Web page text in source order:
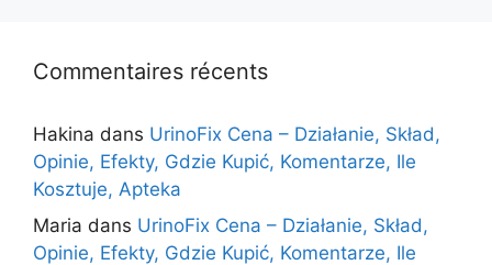
Commentaires récents
Hakina dans UrinoFix Cena – Działanie, Skład,
Opinie, Efekty, Gdzie Kupić, Komentarze, Ile
Kosztuje, Apteka
Maria dans UrinoFix Cena – Działanie, Skład,
Opinie, Efekty, Gdzie Kupić, Komentarze, Ile